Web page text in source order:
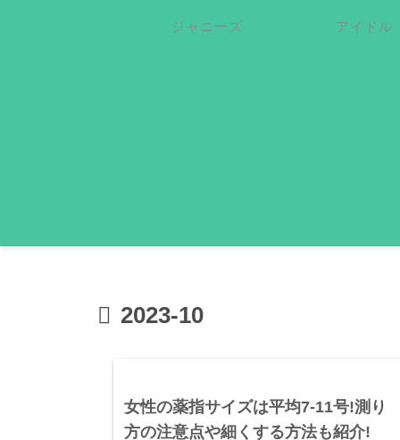
ジャニーズ アイドル
2023-10
女性の薬指サイズは平均7-11号!測り
方の注意点や細くする方法も紹介!